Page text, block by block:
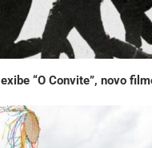
“O Convite”, novo